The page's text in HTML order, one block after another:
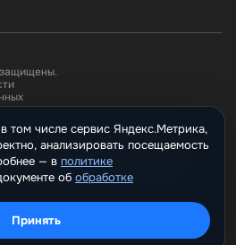
сайте не является публичной офертой.
являются объектами авторского права.
(в том числе путем
и ресурсы в Интернете) или любое иное
объектов без предварительного
том числе сервис Яндекс.Метрика,
анализировать посещаемость
— политике
о обработке
Принять